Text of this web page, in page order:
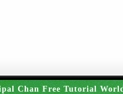
Chan Free Tutorial